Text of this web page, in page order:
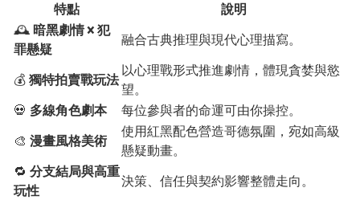
特點
說明
🕰️ 暗黑劇情 × 犯
罪懸疑
融合古典推理與現代心理描寫。
💰 獨特拍賣戰玩法
以心理戰形式推進劇情，體現貪婪與慾
望。
💀 多線角色劇本
每位參與者的命運可由你操控。
🎨 漫畫風格美術
使用紅黑配色營造哥德氛圍，宛如高級
懸疑動畫。
🔁 分支結局與高重
玩性
決策、信任與契約影響整體走向。